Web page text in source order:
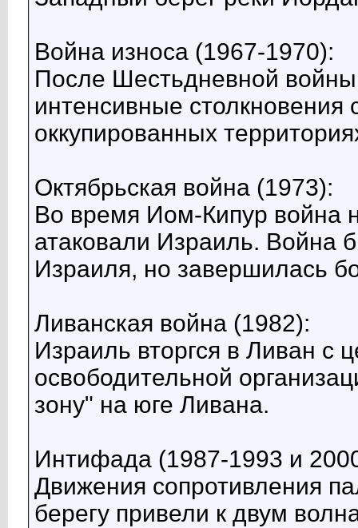
Война износа (1967-1970):
После Шестьдневной
интенсивные столкновения
оккупированных
Октябрьская война (1973):
Во время Иом-Кипур война
атаковали Израиль. Война
Израиля, но завершилась
Ливанская война (1982):
Израиль вторгся в Ливан с
освободительной
зону" на юге Ливана.
Интифада (1987-1993 и
Движения сопротивления
берегу привели к двум